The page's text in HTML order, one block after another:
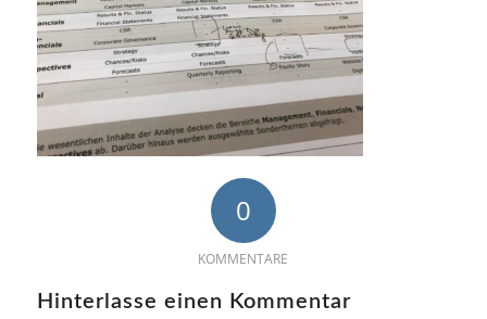
0
KOMMENTARE
Hinterlasse einen Kommentar